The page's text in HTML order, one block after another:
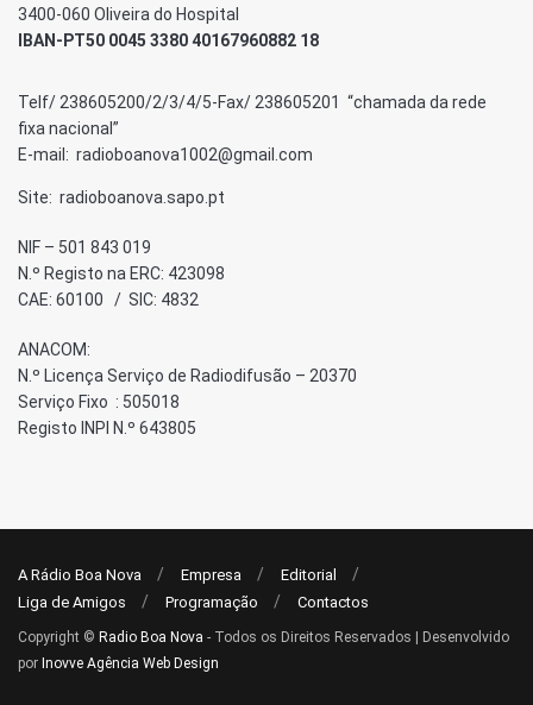
3400-060 Oliveira do Hospital
IBAN-PT50 0045 3380 40167960882 18
Telf/ 238605200/2/3/4/5-Fax/ 238605201 “chamada da rede
fixa nacional”
E-mail: radioboanova1002@gmail.com
Site: radioboanova.sapo.pt
NIF – 501 843 019
N.º Registo na ERC: 423098
CAE: 60100 / SIC: 4832
ANACOM:
N.º Licença Serviço de Radiodifusão – 20370
Serviço Fixo : 505018
Registo INPI N.º 643805
A Rádio Boa Nova Empresa
Editorial
Liga de Amigos
Programação Contactos
Copyright © Radio Boa Nova - Todos os Direitos Reservados | Desenvolvido
por Inovve Agência Web Design